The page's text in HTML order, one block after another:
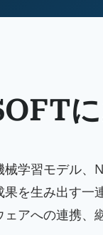
械学習モデル、
を生み出す一
アへの連携、